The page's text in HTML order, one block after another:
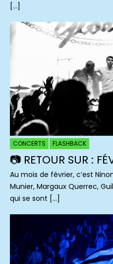
[…]
CONCERTS FLASHBACK
📷 RETOUR SUR :
Au mois de février, c’est
Munier, Margaux Querrec,
qui se sont […]